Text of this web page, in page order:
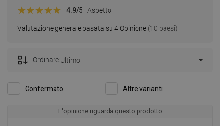
Valutazione generale basata su 4 Opinione (10 paesi)
4.9/5 Aspetto
Confermato Altre varianti
Ordinare:Ultimo
L'opinione riguarda questo prodotto